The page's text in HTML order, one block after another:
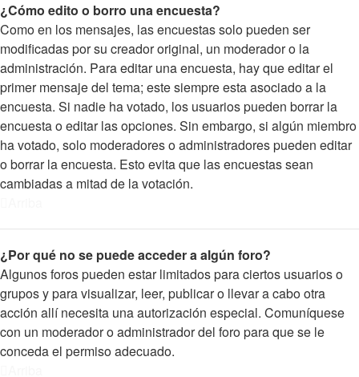
¿Cómo edito o borro una encuesta?
Como en los mensajes, las encuestas solo pueden ser
modificadas por su creador original, un moderador o la
administración. Para editar una encuesta, hay que editar el
primer mensaje del tema; este siempre esta asociado a la
encuesta. Si nadie ha votado, los usuarios pueden borrar la
encuesta o editar las opciones. Sin embargo, si algún miembro
ha votado, solo moderadores o administradores pueden editar
o borrar la encuesta. Esto evita que las encuestas sean
cambiadas a mitad de la votación.
¿Por qué no se puede acceder a algún foro?
Algunos foros pueden estar limitados para ciertos usuarios o
grupos y para visualizar, leer, publicar o llevar a cabo otra
acción allí necesita una autorización especial. Comuníquese
con un moderador o administrador del foro para que se le
conceda el permiso adecuado.